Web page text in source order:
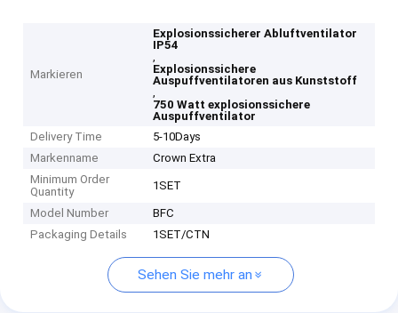
Markieren
Explosionssicherer Abluftventilator
IP54
,
Explosionssichere
Auspuffventilatoren aus Kunststoff
,
750 Watt explosionssichere
Auspuffventilator
Delivery Time
5-10Days
Markenname
Crown Extra
Minimum Order
Quantity
1SET
Model Number
BFC
Packaging Details
1SET/CTN
Sehen Sie mehr an